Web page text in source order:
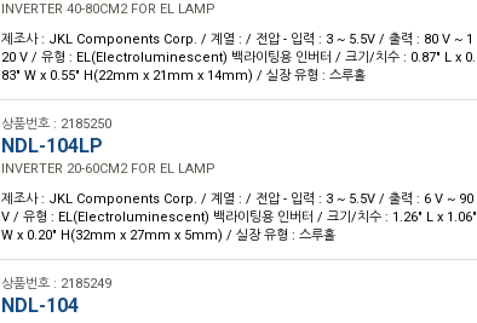
INVERTER 40-80CM2 FOR EL LAMP
제조사 : JKL Components Corp. / 계열 : / 전압 - 입력 : 3 ~ 5.5V / 출력 : 80 V ~ 1
20 V / 유형 : EL(Electroluminescent) 백라이팅용 인버터 / 크기/치수 : 0.87" L x 0.
83" W x 0.55" H(22mm x 21mm x 14mm) / 실장 유형 : 스루홀
상품번호 : 2185250
NDL-104LP
INVERTER 20-60CM2 FOR EL LAMP
제조사 : JKL Components Corp. / 계열 : / 전압 - 입력 : 3 ~ 5.5V / 출력 : 6 V ~ 90
V / 유형 : EL(Electroluminescent) 백라이팅용 인버터 / 크기/치수 : 1.26" L x 1.06"
W x 0.20" H(32mm x 27mm x 5mm) / 실장 유형 : 스루홀
상품번호 : 2185249
NDL-104